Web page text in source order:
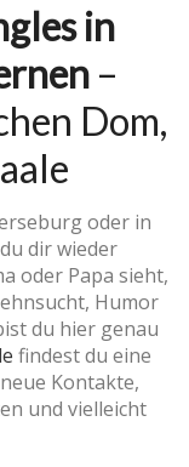
in
–
Dom,
oder in
dir wieder
oder Papa sieht,
Humor
du hier genau
findest du eine
Kontakte,
und vielleicht